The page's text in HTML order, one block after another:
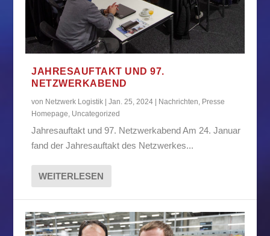
JAHRESAUFTAKT UND 97.
NETZWERKABEND
von Netzwerk Logistik |Jan. 25, 2024 Nachrichten, Presse
Homepage, Uncategorized
Jahresauftakt und 97. Netzwerkabend Am 24. Januar
fand der Jahresauftakt des Netzwerkes...
WEITERLESEN